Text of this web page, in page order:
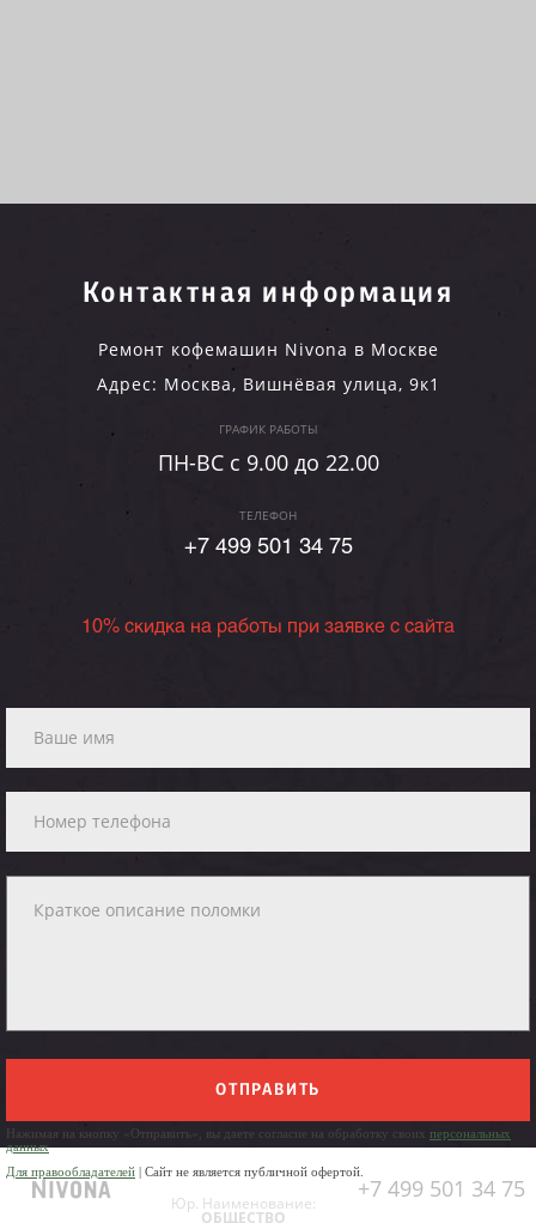
Контактная информация
Ремонт кофемашин Nivona в Москве
Адрес: Москва, Вишнёвая улица, 9к1
ГРАФИК РАБОТЫ
ПН-ВC c 9.00 до 22.00
ТЕЛЕФОН
+7 499 501 34 75
10% скидка на работы при заявке с сайта
ОТПРАВИТЬ
Нажимая на кнопку «Отправить», вы даете согласие на обработку своих персональных
данных
Для правообладателей | Сайт не является публичной офертой.
+7 499 501 34 75
Юр. Наименование:
ОБЩЕСТВО